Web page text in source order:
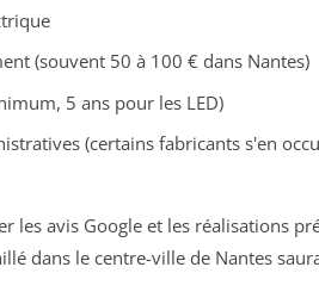
(souvent 50 à 100 € dans Nantes)
5 ans pour les LED)
(certains fabricants s'en
les avis Google et les réalisations
dans le centre-ville de Nantes